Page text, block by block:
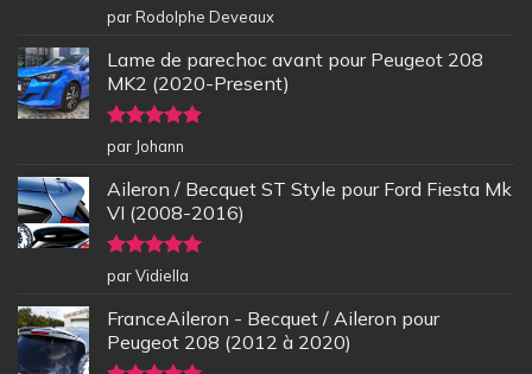
Note5sur
5
par Rodolphe Deveaux
Lame de parechoc avant pour Peugeot 208
MK2 (2020-Present)
Note5sur
5
par Johann
Aileron / Becquet ST Style pour Ford Fiesta Mk
VI (2008-2016)
Note5sur
5
par Vidiella
FranceAileron - Becquet / Aileron pour
Peugeot 208 (2012 à 2020)